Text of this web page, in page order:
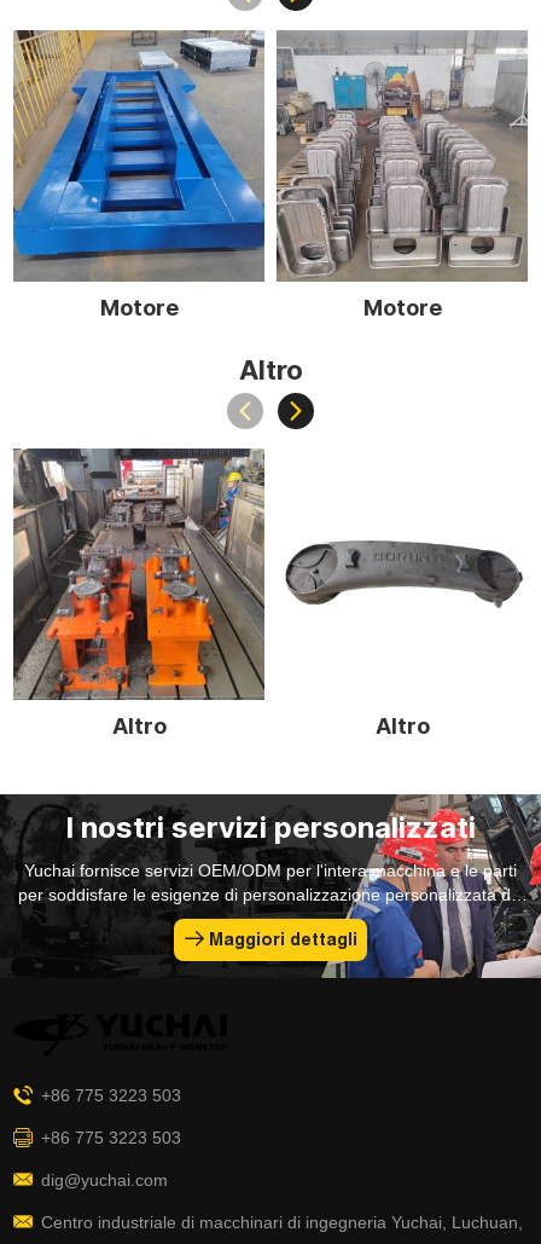
Motore Motore
Altro
Altro Altro
I nostri servizi personalizzati
Yuchai fornisce servizi OEM/ODM per l'intera macchina e le parti
per soddisfare le esigenze di personalizzazione personalizzata dei
clienti.
Maggiori dettagli
+86 775 3223 503
+86 775 3223 503
dig@yuchai.com
Centro industriale di macchinari di ingegneria Yuchai, Luchuan,